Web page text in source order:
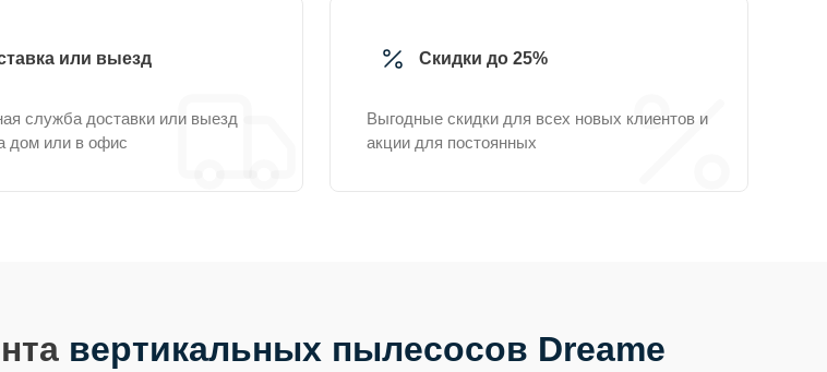
или выезд
служба доставки или выезд
дом или в офис
Скидки до 25%
Выгодные скидки для всех новых клиентов и
акции для постоянных
вертикальных пылесосов Dreame